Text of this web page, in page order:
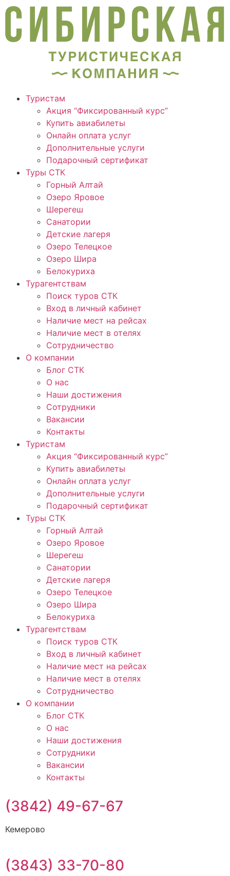
Туристам
Акция “Фиксированный курс”
Купить авиабилеты
Онлайн оплата услуг
Дополнительные услуги
Подарочный сертификат
Туры СТК
Горный Алтай
Озеро Яровое
Шерегеш
Санатории
Детские лагеря
Озеро Телецкое
Озеро Шира
Белокуриха
Турагентствам
Поиск туров СТК
Вход в личный кабинет
Наличие мест на рейсах
Наличие мест в отелях
Сотрудничество
О компании
Блог СТК
О нас
Наши достижения
Сотрудники
Вакансии
Контакты
Туристам
Акция “Фиксированный курс”
Купить авиабилеты
Онлайн оплата услуг
Дополнительные услуги
Подарочный сертификат
Туры СТК
Горный Алтай
Озеро Яровое
Шерегеш
Санатории
Детские лагеря
Озеро Телецкое
Озеро Шира
Белокуриха
Турагентствам
Поиск туров СТК
Вход в личный кабинет
Наличие мест на рейсах
Наличие мест в отелях
Сотрудничество
О компании
Блог СТК
О нас
Наши достижения
Сотрудники
Вакансии
Контакты
(3842) 49-67-67
Кемерово
(3843) 33-70-80